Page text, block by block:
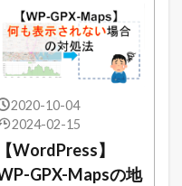
2020-10-04
2024-02-15
【WordPress】
GPX-Mapsの地